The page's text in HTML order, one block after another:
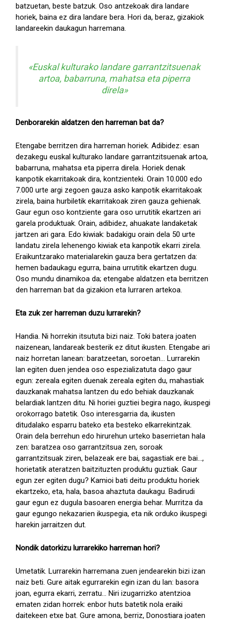
batzuetan, beste batzuk. Oso antzekoak dira landare
horiek, baina ez dira landare bera. Hori da, beraz, gizakiok
landareekin daukagun harremana.
«Euskal kulturako landare garrantzitsuenak
artoa, babarruna, mahatsa eta piperra
direla»
Denborarekin aldatzen den harreman bat da?
Etengabe berritzen dira harreman horiek. Adibidez: esan
dezakegu euskal kulturako landare garrantzitsuenak artoa,
babarruna, mahatsa eta piperra direla. Horiek denak
kanpotik ekarritakoak dira, kontzienteki. Orain 10.000 edo
7.000 urte argi zegoen gauza asko kanpotik ekarritakoak
zirela, baina hurbiletik ekarritakoak ziren gauza gehienak.
Gaur egun oso kontziente gara oso urrutitik ekartzen ari
garela produktuak. Orain, adibidez, ahuakate landaketak
jartzen ari gara. Edo kiwiak: badakigu orain dela 50 urte
landatu zirela lehenengo kiwiak eta kanpotik ekarri zirela.
Eraikuntzarako materialarekin gauza bera gertatzen da:
hemen badaukagu egurra, baina urrutitik ekartzen dugu.
Oso mundu dinamikoa da; etengabe aldatzen eta berritzen
den harreman bat da gizakion eta lurraren artekoa.
Eta zuk zer harreman duzu lurrarekin?
Handia. Ni horrekin itsututa bizi naiz. Toki batera joaten
naizenean, landareak besterik ez ditut ikusten. Etengabe ari
naiz horretan lanean: baratzeetan, soroetan... Lurrarekin
lan egiten duen jendea oso espezializatuta dago gaur
egun: zereala egiten duenak zereala egiten du, mahastiak
dauzkanak mahatsa lantzen du edo behiak dauzkanak
belardiak lantzen ditu. Ni horiei guztiei begira nago, ikuspegi
orokorrago batetik. Oso interesgarria da, ikusten
ditudalako esparru bateko eta besteko elkarrekintzak.
Orain dela berrehun edo hirurehun urteko baserrietan hala
zen: baratzea oso garrantzitsua zen, soroak
garrantzitsuak ziren, belazeak ere bai, sagastiak ere bai...,
horietatik ateratzen baitzituzten produktu guztiak. Gaur
egun zer egiten dugu? Kamioi bati deitu produktu horiek
ekartzeko, eta, hala, basoa ahaztuta daukagu. Badirudi
gaur egun ez dugula basoaren energia behar. Murritza da
gaur egungo nekazarien ikuspegia, eta nik orduko ikuspegi
harekin jarraitzen dut.
Nondik datorkizu lurrarekiko harreman hori?
Umetatik. Lurrarekin harremana zuen jendearekin bizi izan
naiz beti. Gure aitak egurrarekin egin izan du lan: basora
joan, egurra ekarri, zerratu... Niri izugarrizko atentzioa
ematen zidan horrek: enbor huts batetik nola eraiki
daitekeen etxe bat. Gure amona, berriz, Donostiara joaten